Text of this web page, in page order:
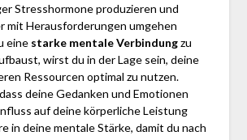
Stresshormone produzieren und
mit Herausforderungen umgehen
eine starke mentale Verbindungzu
wirst du in der Lage sein, deine
Ressourcen optimal zu nutzen.
deine Gedanken und Emotionen
auf deine körperliche Leistung
in deine mentale Stärke, damit du nach